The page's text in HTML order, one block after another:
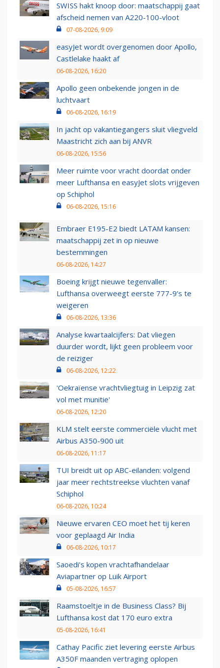
SWISS hakt knoop door: maatschappij gaat
afscheid nemen van A220-100-vloot
07-08-2026, 9:09
easyJet wordt overgenomen door Apollo,
Castlelake haakt af
06-08-2026, 16:20
Apollo geen onbekende jongen in de
luchtvaart
06-08-2026, 16:19
In jacht op vakantiegangers sluit vliegveld
Maastricht zich aan bij ANVR
06-08-2026, 15:56
Meer ruimte voor vracht doordat onder
meer Lufthansa en easyJet slots vrijgeven
op Schiphol
06-08-2026, 15:16
Embraer E195-E2 biedt LATAM kansen:
maatschappij zet in op nieuwe
bestemmingen
06-08-2026, 14:27
Boeing krijgt nieuwe tegenvaller:
Lufthansa overweegt eerste 777-9’s te
weigeren
06-08-2026, 13:36
Analyse kwartaalcijfers: Dat vliegen
duurder wordt, lijkt geen probleem voor
de reiziger
06-08-2026, 12:22
'Oekraïense vrachtvliegtuig in Leipzig zat
vol met munitie'
06-08-2026, 12:20
KLM stelt eerste commerciële vlucht met
Airbus A350-900 uit
06-08-2026, 11:17
TUI breidt uit op ABC-eilanden: volgend
jaar meer rechtstreekse vluchten vanaf
Schiphol
06-08-2026, 10:24
Nieuwe ervaren CEO moet het tij keren
voor geplaagd Air India
06-08-2026, 10:17
Saoedi’s kopen vrachtafhandelaar
Aviapartner op Luik Airport
05-08-2026, 16:57
Raamstoeltje in de Business Class? Bij
Lufthansa kost dat 170 euro extra
05-08-2026, 16:41
Cathay Pacific ziet levering eerste Airbus
A350F maanden vertraging oplopen